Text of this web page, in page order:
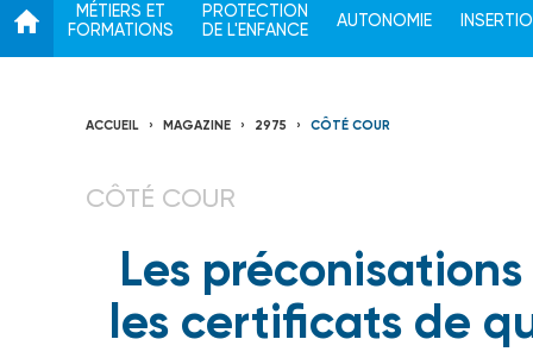
MÉTIERS ET
FORMATIONS
PROTECTION
DE L'ENFANCE
AUTONOMIE
ACCUEIL MAGAZINE 2975 CÔTÉ COUR
CÔTÉ COUR
Les
les certificats de